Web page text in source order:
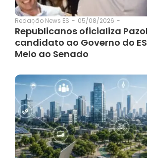
Redação News ES - 05/08/2026 -
Republicanos oficializa
candidato ao Governo do
Melo ao Senado